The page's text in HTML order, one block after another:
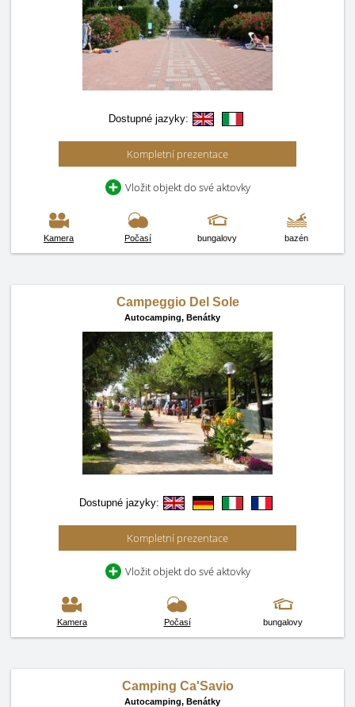
Dostupné jazyky:
Kompletní prezentace
Vložit objekt do své aktovky
Kamera Počasí bungalovy bazén
Campeggio Del Sole
Autocamping, Benátky
Dostupné jazyky:
Kompletní prezentace
Vložit objekt do své aktovky
Kamera Počasí bungalovy
Camping Ca'Savio
Autocamping, Benátky